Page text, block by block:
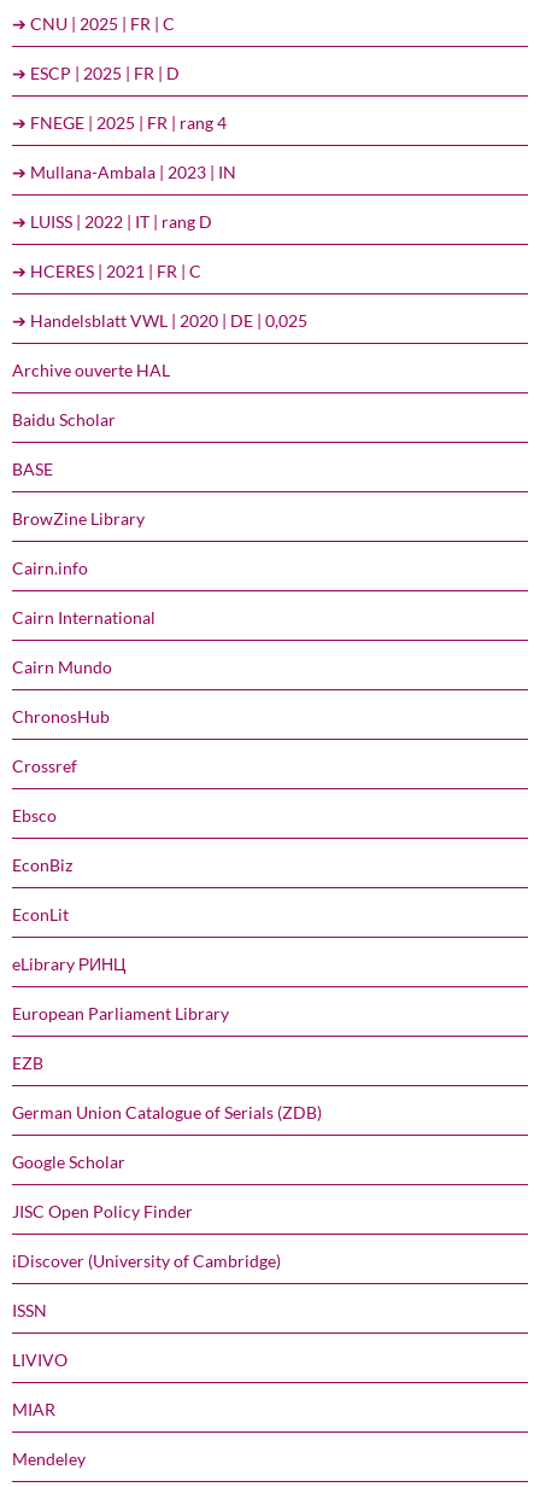
➔ CNU | 2025 | FR | C
➔ ESCP | 2025 | FR | D
➔ FNEGE | 2025 | FR | rang 4
➔ Mullana-Ambala | 2023 | IN
➔ LUISS | 2022 | IT | rang D
➔ HCERES | 2021 | FR | C
➔ Handelsblatt VWL | 2020 | DE | 0,025
Archive ouverte HAL
Baidu Scholar
BASE
BrowZine Library
Cairn.info
Cairn International
Cairn Mundo
ChronosHub
Crossref
Ebsco
EconBiz
EconLit
eLibrary РИНЦ
European Parliament Library
EZB
German Union Catalogue of Serials (ZDB)
Google Scholar
JISC Open Policy Finder
iDiscover (University of Cambridge)
ISSN
LIVIVO
MIAR
Mendeley